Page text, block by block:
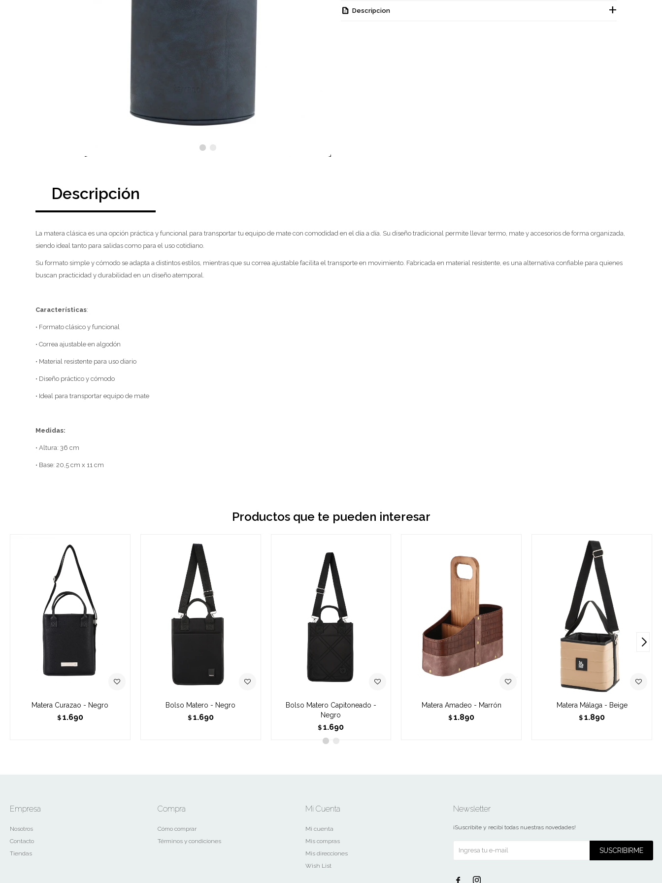
Descripcion
Descripción
La matera clásica es una opción práctica y funcional para transportar tu equipo de mate con comodidad en el día a día. Su diseño tradicional permite llevar termo, mate y accesorios de forma organizada,
siendo ideal tanto para salidas como para el uso cotidiano.
Su formato simple y cómodo se adapta a distintos estilos, mientras que su correa ajustable facilita el transporte en movimiento. Fabricada en material resistente, es una alternativa confiable para quienes
buscan practicidad y durabilidad en un diseño atemporal.
Características:
• Formato clásico y funcional
• Correa ajustable en algodón
• Material resistente para uso diario
• Diseño práctico y cómodo
• Ideal para transportar equipo de mate
Medidas:
• Altura: 36 cm
• Base: 20,5 cm x 11 cm
Productos que te pueden interesar
Matera Curazao - Negro
$ 1.690
Bolso Matero - Negro
$ 1.690
Bolso Matero Capitoneado -
Negro
$ 1.690
Matera Amadeo - Marrón
$ 1.890
Matera Málaga - Beige
$ 1.890
Empresa
Nosotros
Contacto
Tiendas
Compra
Cómo comprar
Términos y condiciones
Mi Cuenta
Mi cuenta
Mis compras
Mis direcciones
Wish List
Newsletter
¡Suscribite y recibí todas nuestras novedades!
SUSCRIBIRME
 